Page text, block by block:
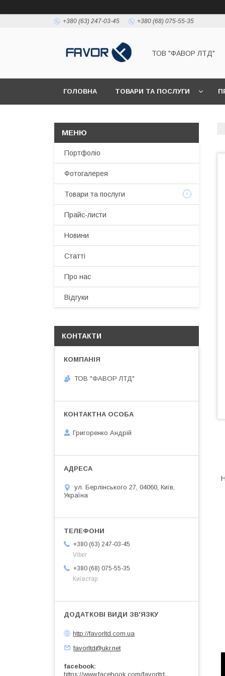
+380 (63) 247-03-45 +380 (68) 075-55-35
ТОВ "ФАВОР ЛТД"
ГОЛОВНА ТОВАРИ ТА ПОСЛУГИ
Портфоліо
Фотогалерея
Товари та послуги
Прайс-листи
Новини
Статті
Про нас
Відгуки
КОНТАКТИ
ТОВ "ФАВОР ЛТД"
Григоренко Андрій
ул. Берлінського 27, 04060, Київ,
Україна
+380 (63) 247-03-45
Viber
+380 (68) 075-55-35
Київстар
http://favorltd.com.ua
favorltd@ukr.net
facebook
https://www.facebook.com/favorltd